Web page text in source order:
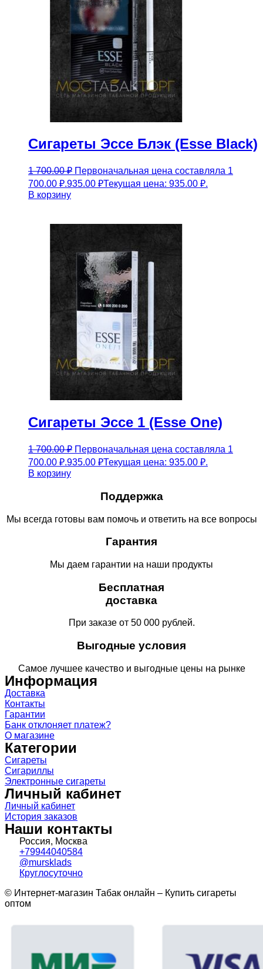
Сигареты Эссе Блэк (Esse Black)
1 700.00₽ Первоначальная цена составляла 1
700.00 ₽.935.00 ₽Текущая цена: 935.00 ₽.
В корзину
Сигареты Эссе 1 (Esse One)
1 700.00₽ Первоначальная цена составляла 1
700.00 ₽.935.00 ₽Текущая цена: 935.00 ₽.
В корзину
Поддержка
Мы всегда готовы вам помочь и ответить на все вопросы
Гарантия
Мы даем гарантии на наши продукты
Бесплатная
доставка
При заказе от 50 000 рублей.
Выгодные условия
Самое лучшее качество и выгодные цены на рынке
Информация
Доставка
Контакты
Гарантии
Банк отклоняет платеж?
О магазине
Категории
Сигареты
Сигариллы
Электронные сигареты
Личный кабинет
Личный кабинет
История заказов
Наши контакты
Россия, Москва
+79944040584
@mursklads
Круглосуточно
© Интернет-магазин Табак онлайн – Купить сигареты
оптом